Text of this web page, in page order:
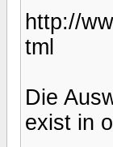
http://
tml
Die
exist in